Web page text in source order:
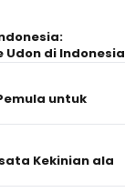
di Indonesia
untuk
Kekinian ala